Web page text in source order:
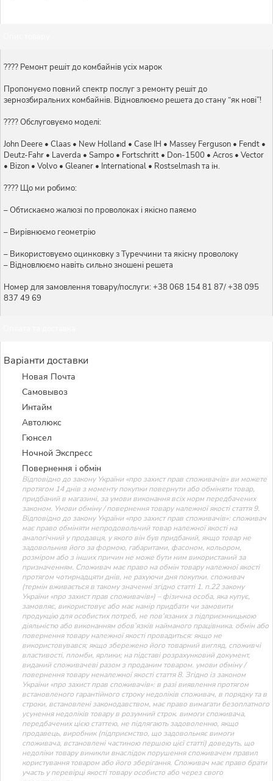
???? Ремонт решіт до комбайнів усіх марок
Пропонуємо повний спектр послуг з ремонту решіт до
зернозбиральних комбайнів. Відновлюємо решета до стану “як нові”!
???? Обслуговуємо моделі:
John Deere • Claas • New Holland • Case IH • Massey Ferguson • Fendt •
Deutz-Fahr • Laverda • Sampo • Fortschritt • Don-1500 • Acros • Vector
• Bizon • Volvo • Gleaner • International • Rostselmash та ін.
????️ Що ми робимо:
– Обтискаємо жалюзі по проволоках і якісно паяємо
– Вирівнюємо геометрію
– Використовуємо оцинковку з Туреччини та якісну проволоку
– Відновлюємо навіть сильно зношені решета
Номер для замовлення товару/послуги: +38 068 154 81 87/ +38 095
837 49 69
Варіанти доставки
Новая Почта
Самовывоз
Интайм
Автолюкс
Гюнсел
Ночной Экспресс
Повернення і обмін
Відповідно до закону України «про захист прав споживачів» ви можете
протягом 14 днів з моменту покупки повернути або обміняти товар,
придбаний в магазині, за умови виконання всіх норм передбачених
законом. Умови обміну / повернення товару належної якості стаття 9.
Відповідно до закону України «про захист прав споживачів»: споживач
має право обміняти непродовольчий товар належної якості на
аналогічний у продавця, у якого він був придбаний, якщо товар не
задовольнив його за формою, габаритами, фасоном, кольором,
розміром або з інших причин не може бути ним використаний за
призначенням. Споживач має право на обмін товару належної якості
протягом чотирнадцяти днів, не рахуючи дня покупки. споживач
(термін вживається в такому значенні згідно статті 1. п.22 закону
України «про захист прав споживачів») – фізична особа, яка купує,
замовляє, використовує або має намір придбати чи замовити
продукцію для особистих потреб, не пов’язаних з підприємницькою
діяльністю або виконанням обов’язків найманого працівника. обмін або
повернення товару належної якості провадиться: якщо не
використовувався; якщо збережено його товарний вигляд, споживчі
властивості, пломби, ярлики; на підставі розрахунковий документ,
виданий споживачеві разом з проданим товаром. умови обміну /
повернення товару неналежної якості стаття 8. Згідно із законом
України «про захист прав споживачів»: в разі виявлення протягом
встановленого гарантійного строку недоліків споживач, в порядку та в
строки, встановлені законодавством, має право вимагати безоплатного
усунення недоліків товару в розумний строк. вимоги споживача,
передбачених цією статтею, не підлягають задоволенню, якщо
продавець, виробник (підприємство, що задовольняє вимоги
споживача, встановлені частиною першою цієї статті) доведуть, що
недоліки товару виникли внаслідок порушення споживачем правил
користування товаром або його зберігання. Споживач має право брати
участь у перевірці якості товару особисто або через свого